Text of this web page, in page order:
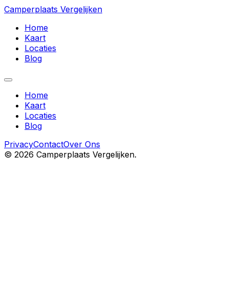
Camperplaats Vergelijken
Home
Kaart
Locaties
Blog
Home
Kaart
Locaties
Blog
PrivacyContactOver Ons
© 2026 Camperplaats Vergelijken.